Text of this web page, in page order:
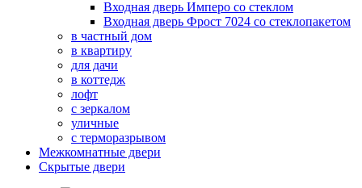
Входная дверь Имперо со стеклом
Входная дверь Фрост 7024 со стеклопакетом
в частный дом
в квартиру
для дачи
в коттедж
лофт
с зеркалом
уличные
с терморазрывом
Межкомнатные двери
Скрытые двери